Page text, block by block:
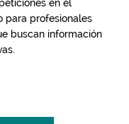
en el
para profesionales
buscan información